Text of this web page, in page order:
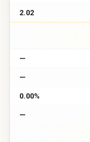
2.02
—
—
0.00%
—